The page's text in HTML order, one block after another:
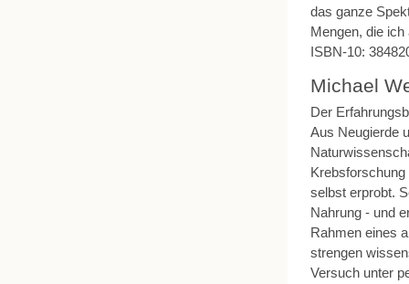
das ganze
Mengen, die
ISBN-10:
Michael
Der
Aus Neugierde
selbst erprobt.
Nahrung - und
Rahmen eines
strengen
Versuch unter